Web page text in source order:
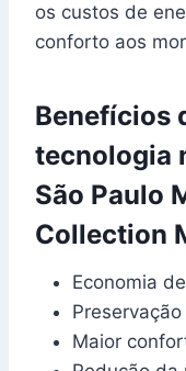
os custos de
conforto aos
Benefícios
tecnologia
São Paulo
Collection
Economia
Maior